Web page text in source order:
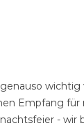
Empfang
- wir